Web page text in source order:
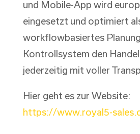
und Mobile-App wird
eingesetzt und optimiert
workflowbasiertes
Kontrollsystem den
jederzeitig mit voller
Hier geht es zur Website:
https://www.royal5-